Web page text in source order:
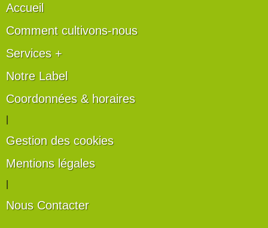
Accueil
Comment cultivons-nous
Services +
Notre Label
Coordonnées & horaires
Gestion des cookies
Mentions légales
Nous Contacter